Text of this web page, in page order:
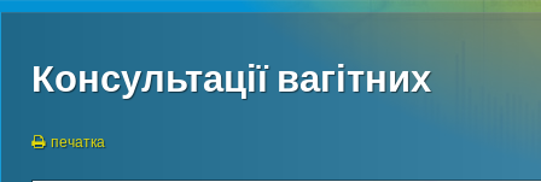
Консультації вагітних
печатка